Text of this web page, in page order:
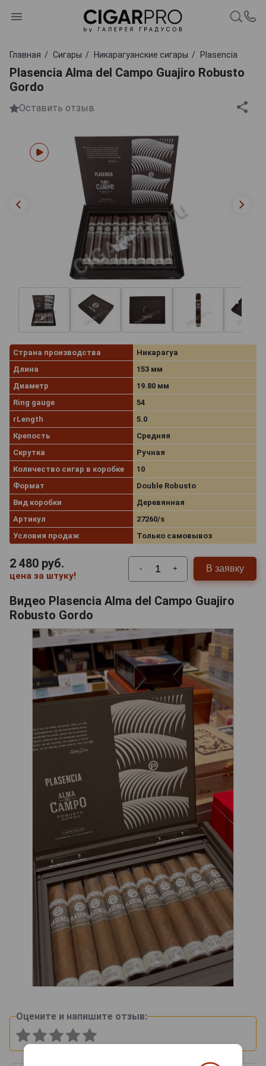
Главная Сигары Никарагуанские сигары Plasencia
Plasencia Alma del Campo Guajiro Robusto
Gordo
Оставить отзыв
Страна производства
Никарагуа
Длина
153 мм
Диаметр
19.80 мм
Ring gauge
54
rLength
5.0
Крепость
Средняя
Скрутка
Ручная
Количество сигар в коробке
10
Формат
Double Robusto
Вид коробки
Деревянная
Артикул
27260/s
Условия продаж
Только самовывоз
2 480 руб.
цена за штуку!
- + В заявку
Видео Plasencia Alma del Campo Guajiro
Robusto Gordo
Оцените и напишите отзыв: